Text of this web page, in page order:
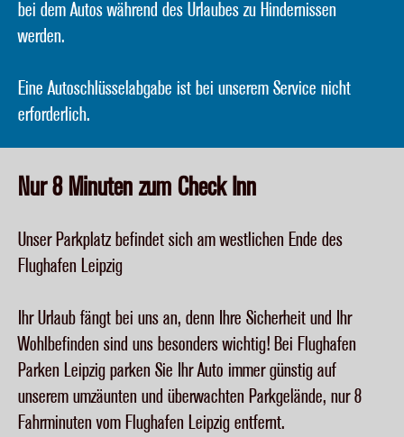
bei dem Autos während des Urlaubes zu Hindernissen
werden.
Eine Autoschlüsselabgabe ist bei unserem Service nicht
erforderlich.
Nur 8 Minuten zum Check Inn
Unser Parkplatz befindet sich am westlichen Ende des
Flughafen Leipzig
Ihr Urlaub fängt bei uns an, denn Ihre Sicherheit und Ihr
Wohlbefinden sind uns besonders wichtig! Bei Flughafen
Parken Leipzig parken Sie Ihr Auto immer günstig auf
unserem umzäunten und überwachten Parkgelände, nur 8
Fahrminuten vom Flughafen Leipzig entfernt.